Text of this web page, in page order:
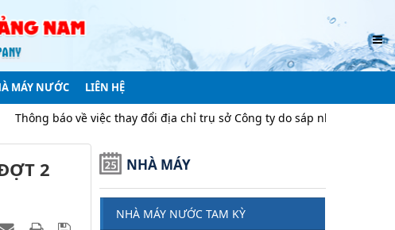
MÁY NƯỚC LIÊN HỆ
về việc thay đổi địa chỉ trụ sở Công ty do sáp nhập địa giới hành chính
2
NHÀ MÁY
NHÀ MÁY NƯỚC TAM KỲ